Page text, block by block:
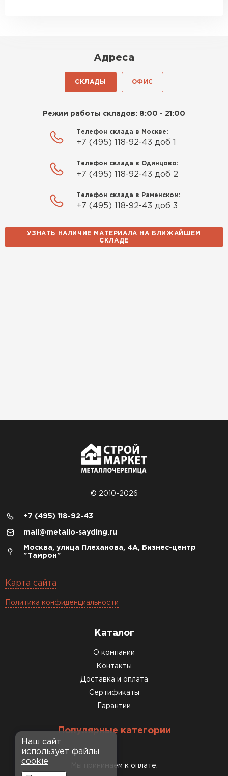
Адреса
СКЛАДЫ ОФИС
Режим работы складов: 8:00 - 21:00
Телефон склада в Москве:
+7 (495) 118-92-43 доб 1
Телефон склада в Одинцово:
+7 (495) 118-92-43 доб 2
Телефон склада в Раменском:
+7 (495) 118-92-43 доб 3
УЗНАТЬ НАЛИЧИЕ МАТЕРИАЛА НА БЛИЖАЙШЕМ
СКЛАДЕ
© 2010-2026
+7 (495) 118-92-43
mail@metallo-sayding.ru
Москва, улица Плеханова, 4А, Бизнес-центр
"Тамрон"
Карта сайта
Политика конфиденциальности
Каталог
О компании
Контакты
Доставка и оплата
Сертификаты
Гарантии
Популярные категории
Мы принимаем к оплате:
Наш сайт
использует файлы
cookie